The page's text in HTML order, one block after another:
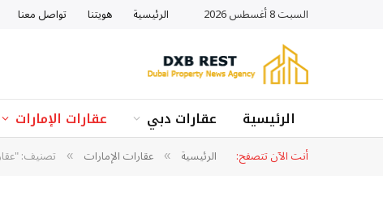
السبت 8 أغسطس 2026 الرئيسية هويتنا تواصل معنا
الرئيسية عقارات دبي عقارات الإمارات
أنت الآن تتصفح: الرئيسية » عقارات الإمارات » تصنيف: